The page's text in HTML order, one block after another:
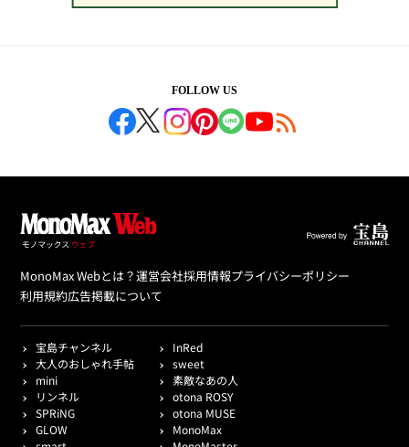
FOLLOW US
MonoMax Webとは？運営会社採用情報プライバシーポリシー
利用規約広告掲載について
宝島チャンネル
InRed
大人のおしゃれ手帖
sweet
mini
素敵なあの人
リンネル
otona ROSY
SPRiNG
otona MUSE
GLOW
MonoMax